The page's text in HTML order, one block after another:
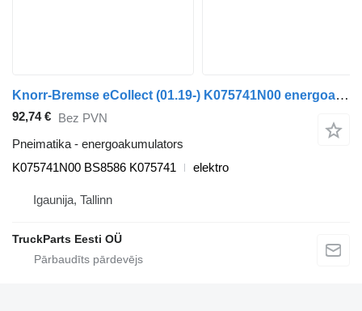
Knorr-Bremse eCollect (01.19-) K075741N00 energoakumulators paredzēts Dennis eCollect Terberg YT Magtec (2019-) vilcēja
92,74 € Bez PVN
Pneimatika - energoakumulators
K075741N00 BS8586 K075741
elektro
Igaunija, Tallinn
TruckParts Eesti OÜ